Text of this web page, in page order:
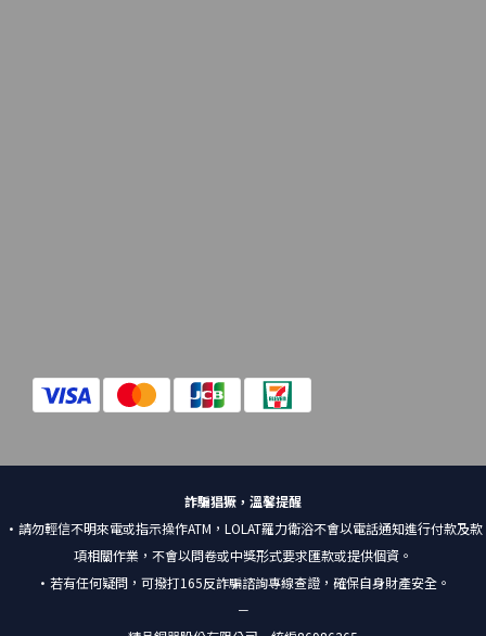
詐騙猖獗，溫馨提醒
•請勿輕信不明來電或指示操作ATM，LOLAT羅力衛浴不會以電話通知進行付款及款
項相關作業，不會以問卷或中獎形式要求匯款或提供個資。
•若有任何疑問，可撥打165反詐騙諮詢專線查證，確保自身財產安全。
－